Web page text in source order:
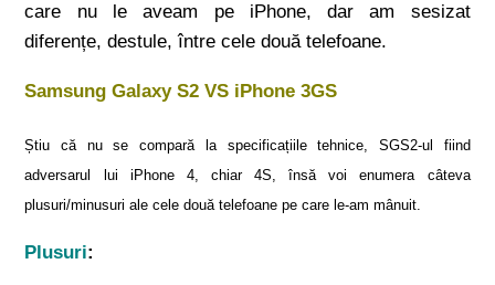
care nu le aveam pe iPhone, dar am sesizat
diferențe, destule, între cele două telefoane.
Samsung Galaxy S2 VS iPhone 3GS
Știu că nu se compară la specificațiile tehnice, SGS2-ul fiind
adversarul lui iPhone 4, chiar 4S, însă voi enumera câteva
plusuri/minusuri ale cele două telefoane pe care le-am mânuit.
Plusuri: